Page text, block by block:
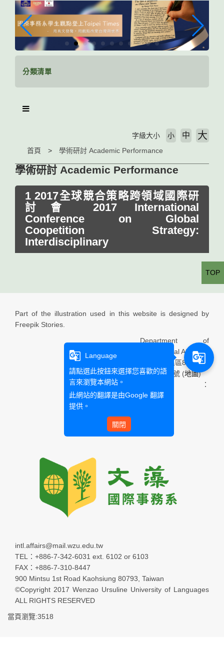
分類清單
首頁 學術研討 Academic Performance
字級大小 小 中 大
學術研討 Academic Performance
1 2017全球競合策略跨領域國際研
討會 2017 International
Conference on Global
Coopetition Strategy:
Interdisciplinary
Part of the illustration used in this website is designed by
Freepik Stories.
Department of
International Affairs
高雄市三民區80793民
族一路900號 (地圖)
Email：
intl.affairs@mail.wzu.edu.tw
TEL：+886-7-342-6031 ext. 6102 or 6103
FAX：+886-7-310-8447
900 Mintsu 1st Road Kaohsiung 80793, Taiwan
©Copyright 2017 Wenzao Ursuline University of Languages
ALL RIGHTS RESERVED
當頁瀏覽:3518
TOP
g_translate
Language
請點選此按鈕來選擇您喜歡的語
言來瀏覽本網站。
此網站的翻譯是由Google 翻譯
提供。
關閉
g_translate